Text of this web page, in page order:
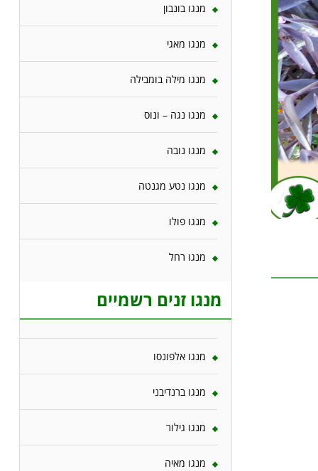
מנגו בונבון
מנגו מאגי
מנגו מילה בומבילה
מנגו נגה – ונוס
מנגו נובה
מנגו נטע מגנטה
מנגו פולו
מנגו רחל
מנגו זנים רשמיים
מנגו אלפונסו
מנגו ברנדיבני
מנגו גילור
מנגו מאיה